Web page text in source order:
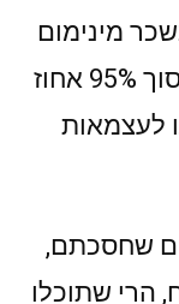
מינימום
בעבודה כלשהי, ייקל עליכם לחסוך 95% אחוז
לעצמאות
שחסכתם,
הרי שתוכלו